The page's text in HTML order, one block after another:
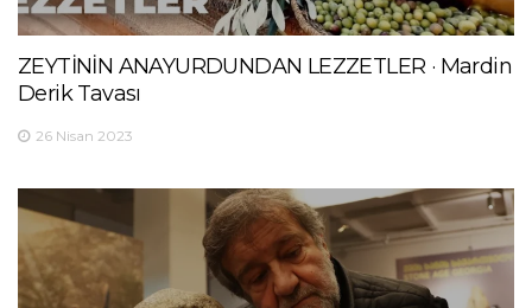
ZEYTİNİN ANAYURDUNDAN LEZZETLER · Mardin
Derik Tavası
26 Nisan 2023